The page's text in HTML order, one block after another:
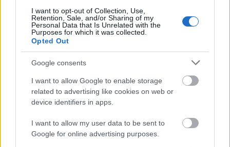
I want to opt-out of Collection, Use,
Retention, Sale, and/or Sharing of my
Personal Data that Is Unrelated with the
Purposes for which it was collected.
Opted Out
Google consents
I want to allow Google to enable storage
related to advertising like cookies on web or
device identifiers in apps.
I want to allow my user data to be sent to
Google for online advertising purposes.
Hódmezővásárhely jó hírű református
iskoláját
Látványos építési szakasz indult be a
Flórián téri felüljárón